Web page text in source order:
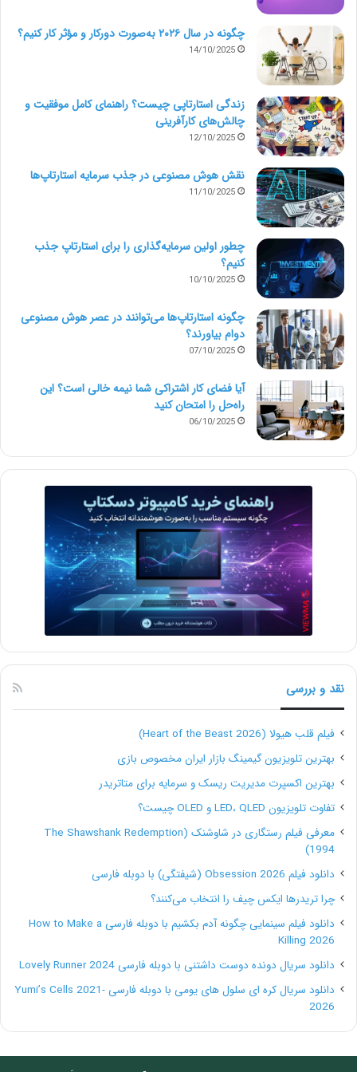
کنند؟
– چه نوع مشتری / کارفرما برای شما بیشترین سودآوری را
دارد؟
– چه توانایی / ابزاری از شما بیشتر مورد توجه قرار می
گیرد؟
مرور کردن و پاسخ به این سوال ها به شما در پیشرفت
چشمگیر فریلنسینگ، کمک ویژه ای خواهد کرد. پس بهتر
است از هم اکنون برنامه جدید خود را نوشته و بازارهای
هدف خود را شناسایی نمایید.
تعادل زندگی کاری / شخصی
یکی از نامناسب ترین تفریحات ما فریلنسرها اینست که
برای این که یک موقع فرصت از دست نرود، به خودمان
بسیار فشار می آوریم و پروژه پشت پروژه می گیریم. با این
که رسیدن به نقطه آرامش خاطر کاملا منطقی است، اما باید
حواسمان به ساعات کاری، سلامتی و روابط شخصی مان
در سال آینده این اهداف را دنبال می کنیم؛
– مرز بین کار و زمان شخصی را تعیین می کنم.هیچ گاه در
ساعات پس از کار، مخصوصا در اواخر شب به هیچ تلفن
کاری پاسخ نمی دهم. اگر هم وقت اضافه ای آمد، با دوستان
و خانواده می گذرانم یا کتاب می خوانم.
– سعی می کنم از “نه” بیشتر استفاده کنم. شاید بعضی
اوقات برای راضی نگه داشتن و حفظ رابطه کاری با مشتریان
مجبور باشم نه را کنار بگذارم، اما فقط در مواقع ضروری.
– هنگام عقد قرارداد و یا صحبت برای انجام کاری، زمان
های در دسترس بودن و تایم های کاری را بیان می کنم.
مدیریت کارفرما
حتما تا کنون واژه مردم داری را شنیده اید. باید برای
مدیریت و ارتباط با کارفرما ها و بهبود روابط هم معنی آن را
انجام دهید. اگر ضمن انجام پروژه به نحو احسن، بسیار
اجتماعی برخورد کنید، هیچ گاه آن فرد را از دست نخواهید
داد. اگر گاهی بدون پروژه می مانید، می تواند به همین
علت بوده که شاید در برخی نقاط کمی تلاش بیشتر نیاز باشد.
موارد ذیل شما را یاری می کند؛
چگونه در سال ۲۰۲۶ به‌صورت دورکار و مؤثر کار کنیم؟
14/10/2025
زندگی استارتاپی چیست؟ راهنمای کامل موفقیت و
چالش‌های کارآفرینی
12/10/2025
نقش هوش مصنوعی در جذب سرمایه استارتاپ‌ها
11/10/2025
چطور اولین سرمایه‌گذاری را برای استارتاپ جذب
کنیم؟
10/10/2025
چگونه استارتاپ‌ها می‌توانند در عصر هوش مصنوعی
دوام بیاورند؟
07/10/2025
آیا فضای کار اشتراکی شما نیمه‌ خالی است؟ این
راه‌حل را امتحان کنید
06/10/2025
نقد و بررسی
فیلم قلب هیولا (Heart of the Beast 2026)
بهترین تلویزیون گیمینگ بازار ایران مخصوص بازی
بهترین اکسپرت مدیریت ریسک و سرمایه برای متاتریدر
تفاوت تلویزیون LED، QLED و OLED چیست؟
معرفی فیلم رستگاری در شاوشنک (The Shawshank Redemption
1994)
دانلود فیلم Obsession 2026 (شیفتگی) با دوبله فارسی
چرا تریدرها ایکس چیف را انتخاب می‌کنند؟
دانلود فیلم سینمایی چگونه آدم بکشیم با دوبله فارسی How to Make a
Killing 2026
دانلود سریال دونده دوست داشتنی با دوبله فارسی Lovely Runner 2024
دانلود سریال کره ای سلول های یومی با دوبله فارسی Yumi’s Cells 2021-
2026